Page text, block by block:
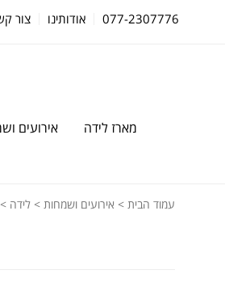
077-2307776 אודותינו צור
מארז לידה אירועים
עמוד הבית > אירועים ושמחות > לידה